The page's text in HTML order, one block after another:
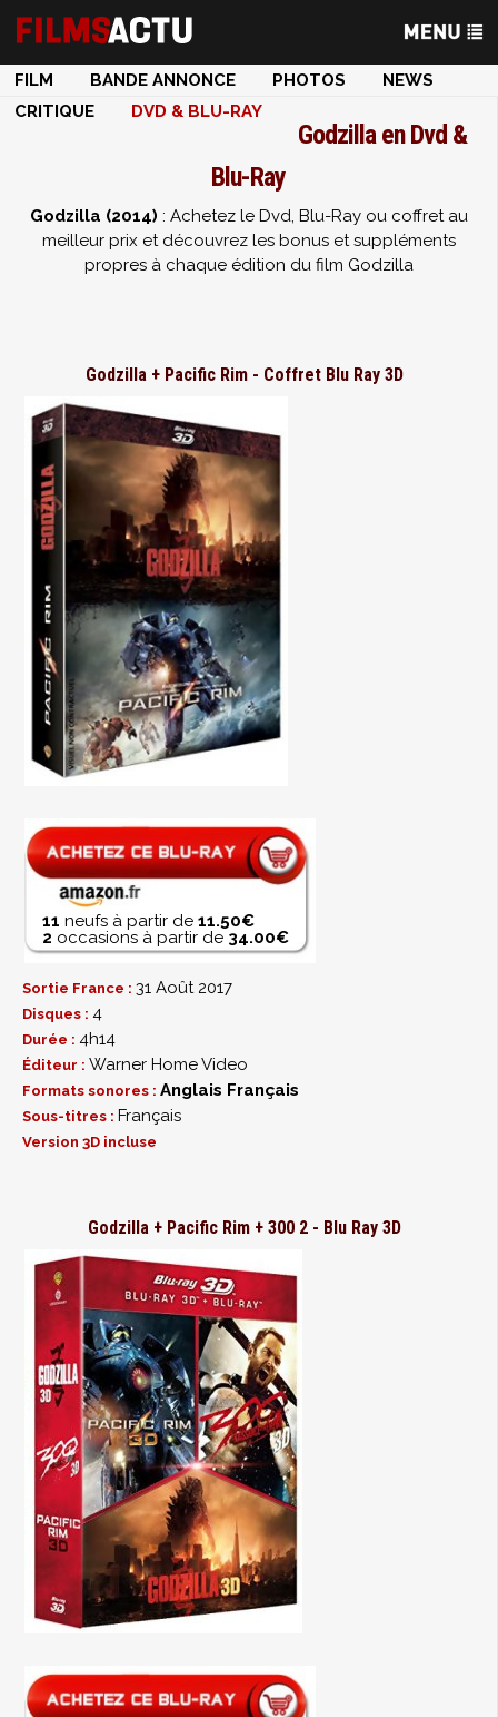
FILM BANDE ANNONCE PHOTOS
NEWS
CRITIQUE
DVD & BLU-RAY
Godzilla en Dvd &
Blu-Ray
Godzilla (2014) : Achetez le Dvd, Blu-Ray ou coffret au
meilleur prix et découvrez les bonus et suppléments
propres à chaque édition du film Godzilla
Godzilla + Pacific Rim - Coffret Blu Ray 3D
11 neufs à partir de 11.50€
2 occasions à partir de 34.00€
Sortie France : 31 Août 2017
Disques : 4
Durée : 4h14
Éditeur : Warner Home Video
Formats sonores : Anglais Français
Sous-titres : Français
Version 3D incluse
Godzilla + Pacific Rim + 300 2 - Blu Ray 3D